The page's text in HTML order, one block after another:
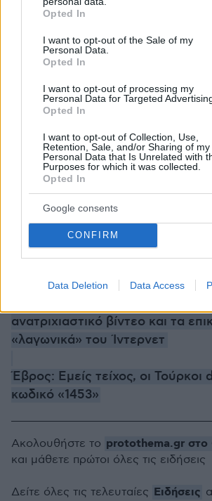
grant or deny consent to Google and its
use your data for below specified
consent section.
Opted In
I want to opt-out of the Sale of my
Personal Data.
Opted In
I want to opt-out of processing my
Personal Data for Targeted
Opted In
I want to opt-out of Collection, Use,
Retention, Sale, and/or Sharing of my
Personal Data that Is Unrelated with
Purposes for which it was collected.
Opted In
Google consents
CONFIRM
Data Deletion Data Access
Το μελλόνυμφο ζευγάρι
οικογενειακό δείπνο στη
παρόντες ήταν μεταξύ άλλων η
μέλλουσας νύφης,
Νίκι Χίλτον
του γαμπρού,
Ειδήσεις σήμερα:
Τούρκος κατηγορείται ότι
την έγκυο γυναίκα του - Η
ανατριχιαστικό βίντεο και τα
«λαγωνικά» του Ίντερνετ
Έβρος: Εμείς τείχος, οι Τούρκοι
κωδικό «1453»
Ακολουθήστε το protothema.gr στο
και μάθετε πρώτοι όλες τις ειδήσεις
Δείτε όλες τις τελευταίες Ειδήσεις